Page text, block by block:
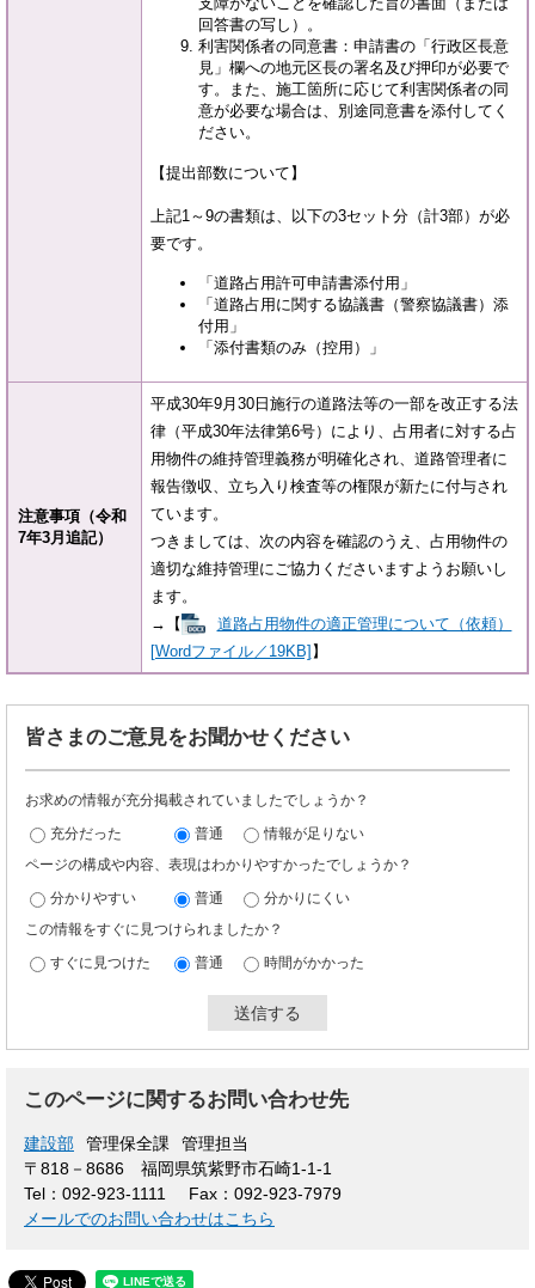
回答書の写し）。
利害関係者の同意書：申請書の「行政区長意
見」欄への地元区長の署名及び押印が必要で
す。また、施工箇所に応じて利害関係者の同
意が必要な場合は、別途同意書を添付してく
ださい。
【提出部数について】
上記1～9の書類は、以下の3セット分（計3部）が必
要です。
「道路占用許可申請書添付用」
「道路占用に関する協議書（警察協議書）添
付用」
「添付書類のみ（控用）」
注意事項（令和
7年3月追記）
平成30年9月30日施行の道路法等の一部を改正する法
律（平成30年法律第6号）により、占用者に対する占
用物件の維持管理義務が明確化され、道路管理者に
報告徴収、立ち入り検査等の権限が新たに付与され
ています。
​つきましては、次の内容を確認のうえ、占用物件の
適切な維持管理にご協力くださいますようお願いし
ます。
→【
道路占用物件の適正管理について（依頼）
[Wordファイル／19KB] 】
皆さまのご意見をお聞かせください
お求めの情報が充分掲載されていましたでしょうか？
充分だった 普通
情報が足りない
ページの構成や内容、表現はわかりやすかったでしょうか？
分かりやすい 普通
分かりにくい
この情報をすぐに見つけられましたか？
すぐに見つけた 普通 時間がかかった
このページに関するお問い合わせ先
建設部 管理保全課
管理担当
〒818－8686
福岡県筑紫野市石崎1-1-1
Tel：092-923-1111
Fax：092-923-7979
メールでのお問い合わせはこちら